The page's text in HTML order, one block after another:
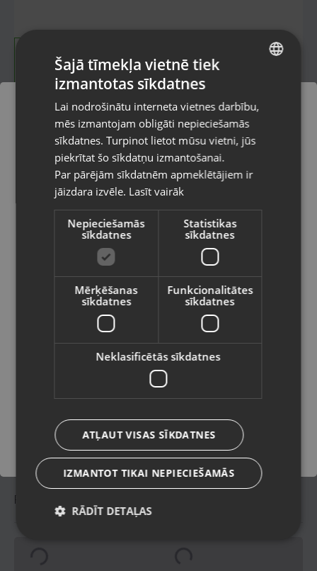
Kategorija: Sildīšanas un masāžas ierīce
Mērķis: Kājas, mugura
Jauda: 16W
23.00€
€
Preces informācija
Masāžas ierīces
101967
+371 26605700
Stāvoklis Lietots (Garantija 6 mēneši)
Komplektācija
Oriģinālais iepakojums;
lādētājs.
Piegādes veidi
Spinning
Pasūtījumi tiks piegādāti uz
izvēlēto valsti
Vietnes saturs būs attēlots izvēlētajā
valodā
Valsts
Saglabāt
RUSSIAN
Šajā tīmekļa vietnē tiek
izmantotas sīkdatnes
Lai nodrošinātu interneta vietnes darbību,
mēs izmantojam obligāti nepieciešamās
sīkdatnes. Turpinot lietot mūsu vietni, jūs
piekrītat šo sīkdatņu izmantošanai.
Par pārējām sīkdatnēm apmeklētājiem ir
jāizdara izvēle. Lasīt vairāk
Nepieciešamās
sīkdatnes
Statistikas
sīkdatnes
Mērķēšanas
sīkdatnes
Funkcionalitātes
sīkdatnes
Neklasificētās sīkdatnes
ATĻAUT VISAS SĪKDATNES
IZMANTOT TIKAI NEPIECIEŠAMĀS
RĀDĪT DETAĻAS